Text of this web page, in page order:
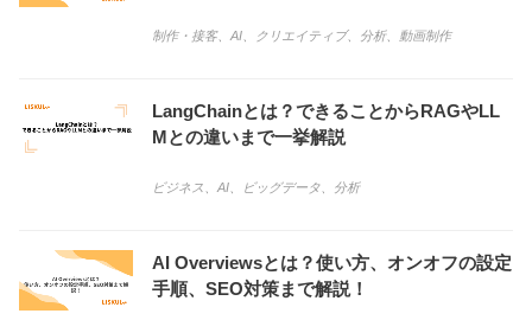
制作・接客、 AI クリエイティブ、 分析、 動画制作
LangChainとは？できることからRAGやLL
Mとの違いまで一挙解説
ビジネス AI ビッグデータ 分析
AI Overviewsとは？使い方、オンオフの設定
手順、SEO対策まで解説！